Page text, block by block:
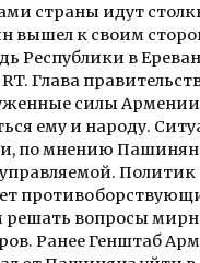
страны идут
вышел к своим
Республики в
Глава
силы
ему и народу.
по мнению
управляемой. Политик
решать вопросы
Ранее Генштаб